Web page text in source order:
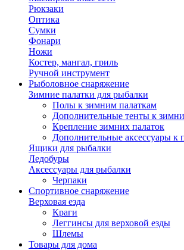
Рюкзаки
Оптика
Сумки
Фонари
Ножи
Костер, мангал, гриль
Ручной инструмент
Рыболовное снаряжение
Зимние палатки для рыбалки
Полы к зимним палаткам
Дополнительные тенты к
Крепление зимних палаток
Дополнительные аксессуары к
Ящики для рыбалки
Ледобуры
Аксессуары для рыбалки
Черпаки
Спортивное снаряжение
Верховая езда
Краги
Леггинсы для верховой езды
Шлемы
Товары для дома